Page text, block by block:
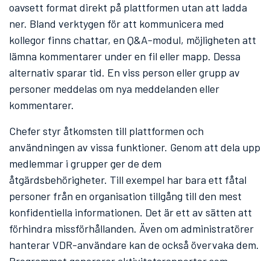
oavsett format direkt på plattformen utan att ladda
ner. Bland verktygen för att kommunicera med
kollegor finns chattar, en Q&A-modul, möjligheten att
lämna kommentarer under en fil eller mapp. Dessa
alternativ sparar tid. En viss person eller grupp av
personer meddelas om nya meddelanden eller
kommentarer.
Chefer styr åtkomsten till plattformen och
användningen av vissa funktioner. Genom att dela upp
medlemmar i grupper ger de dem
åtgärdsbehörigheter. Till exempel har bara ett fåtal
personer från en organisation tillgång till den mest
konfidentiella informationen. Det är ett av sätten att
förhindra missförhållanden. Även om administratörer
hanterar VDR-användare kan de också övervaka dem.